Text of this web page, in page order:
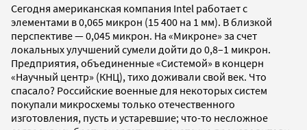
Сегодня американская компания Intel работает с
элементами в 0,065 микрон (15 400 на 1 мм). В близкой
перспективе — 0,045 микрон. На «Микроне» за счет
локальных улучшений сумели дойти до 0,8–1 микрон.
Предприятия, объединенные «Системой» в концерн
«Научный центр» (КНЦ), тихо доживали свой век. Что
спасало? Российские военные для некоторых систем
покупали микросхемы только отечественного
изготовления, пусть и устаревшие; что-то несложное